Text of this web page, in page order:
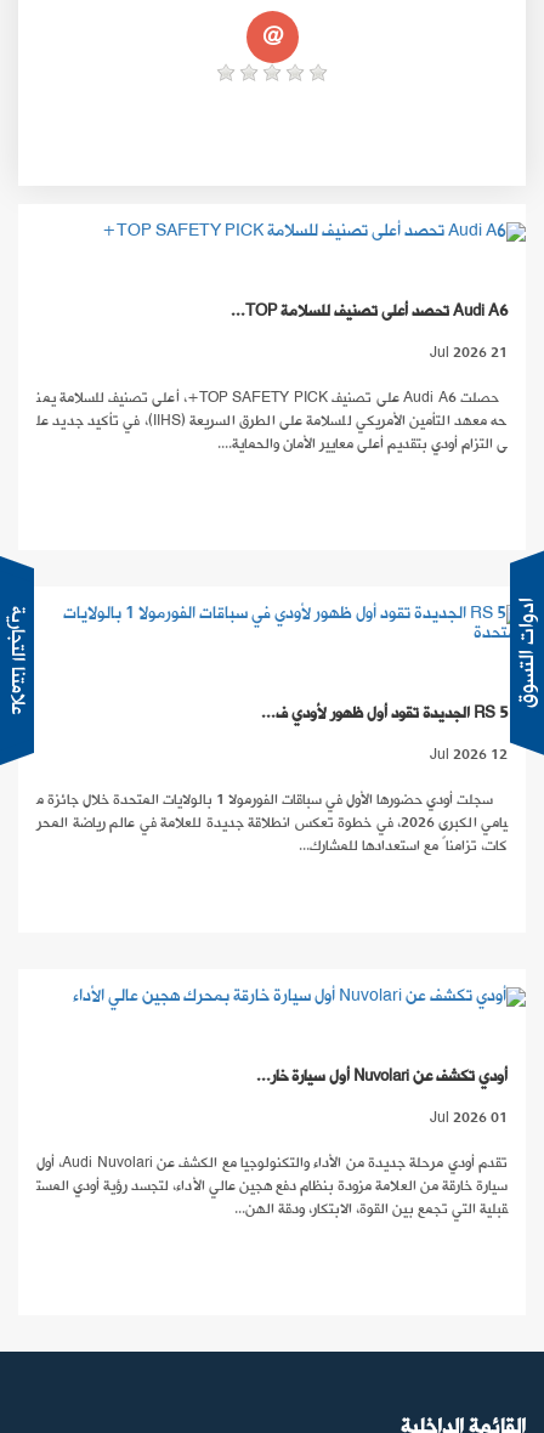
@
Audi A6 تحصد أعلى تصنيف للسلامة TOP...
21 Jul 2026
حصلت Audi A6 على تصنيف TOP SAFETY PICK+، أعلى تصنيف للسلامة يمن
حه معهد التأمين الأمريكي للسلامة على الطرق السريعة (IIHS)، في تأكيد جديد عل
ى التزام أودي بتقديم أعلى معايير الأمان والحماية....
RS 5 الجديدة تقود أول ظهور لأودي ف...
12 Jul 2026
سجلت أودي حضورها الأول في سباقات الفورمولا 1 بالولايات المتحدة خلال جائزة م
يامي الكبرى 2026، في خطوة تعكس انطلاقة جديدة للعلامة في عالم رياضة المحر
كات، تزامناً مع استعدادها للمشارك...
أودي تكشف عن Nuvolari أول سيارة خار...
01 Jul 2026
تقدم أودي مرحلة جديدة من الأداء والتكنولوجيا مع الكشف عن Audi Nuvolari، أول
سيارة خارقة من العلامة مزودة بنظام دفع هجين عالي الأداء، لتجسد رؤية أودي المست
قبلية التي تجمع بين القوة، الابتكار، ودقة الهن...
ادوات التسوق